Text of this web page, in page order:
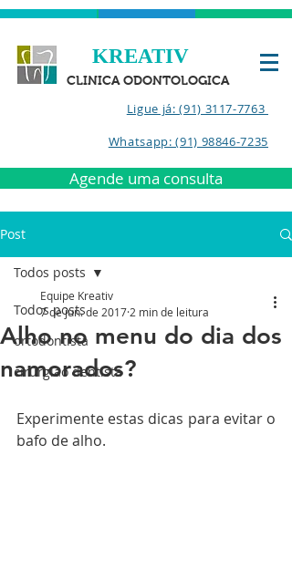
KREATIV
CLINICA ODONTOLOGICA
Ligue já: (91) 3117-7763
Whatsapp: (91) 98846-7235
Agende uma consulta
Post
Todos posts
ortodontista
cirurgião dentista
Todos posts
Alho no menu do dia dos
namorados?
Equipe Kreativ
7 de jun. de 2017 2 min de leitura
Experimente estas dicas para evitar o
bafo de alho.